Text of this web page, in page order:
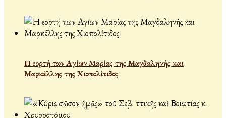
Η εορτή των Αγίων Μαρίας της Μαγδαληνής και
Μαρκέλλης της Χιοπολίτιδος